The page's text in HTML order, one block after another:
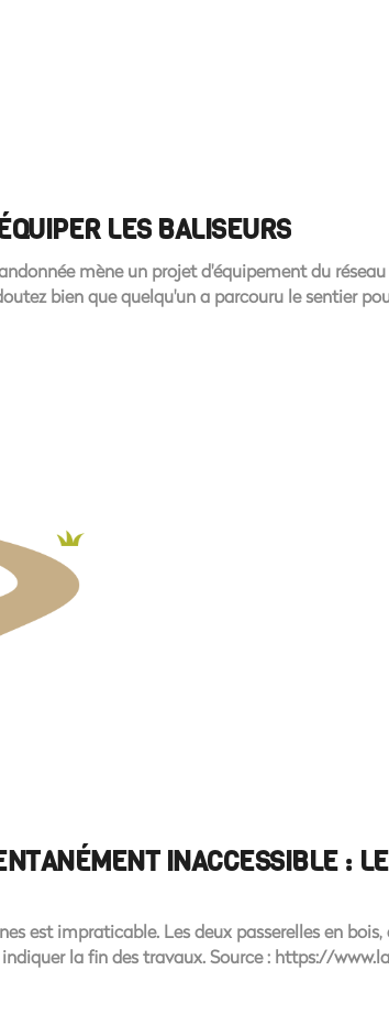
LES BALISEURS
mène un projet d'équipement du
bien que quelqu'un a parcouru le sentier
INACCESSIBLE :
est impraticable. Les deux passerelles en
la fin des travaux. Source : https://